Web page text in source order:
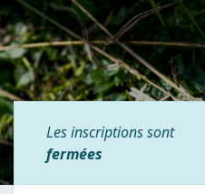
Les inscriptions sont
fermées